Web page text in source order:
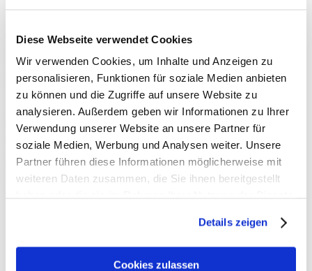
Diese Webseite verwendet Cookies
Wir verwenden Cookies, um Inhalte und Anzeigen zu
personalisieren, Funktionen für soziale Medien anbieten
zu können und die Zugriffe auf unsere Website zu
analysieren. Außerdem geben wir Informationen zu Ihrer
Verwendung unserer Website an unsere Partner für
soziale Medien, Werbung und Analysen weiter. Unsere
Partner führen diese Informationen möglicherweise mit
weiteren Daten zusammen, die Sie ihnen bereitgestellt
Cookies, wenn Sie unsere Webseite weiterhin nutzen.
Details zeigen
Cookies zulassen
Daten können Sie sich jederzeit unter der im
Impressum angegebenen Adresse an uns wenden.
Recht auf Einschränkung der Verarbeitung
Sie haben das Recht, die Einschränkung der
Verarbeitung Ihrer personenbezogenen Daten zu
verlangen. Hierzu können Sie sich jederzeit unter der
im Impressum angegebenen Adresse an uns wenden.
Das Recht auf Einschränkung der Verarbeitung besteht
Wenn Sie die Richtigkeit Ihrer bei uns
gespeicherten personenbezogenen Daten
bestreiten, benötigen wir in der Regel Zeit, um
dies zu überprüfen. Für die Dauer der Prüfung